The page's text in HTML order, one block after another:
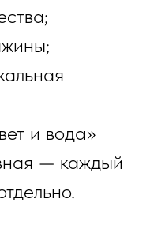
и вода»
— каждый